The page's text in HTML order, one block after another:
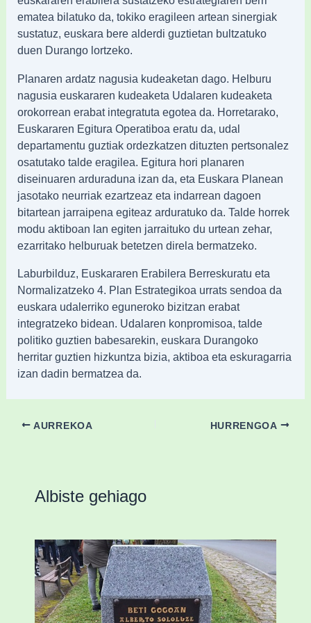
ematea bilatuko da, tokiko eragileen artean sinergiak
sustatuz, euskara bere alderdi guztietan bultzatuko
duen Durango lortzeko.
Planaren ardatz nagusia kudeaketan dago. Helburu
nagusia euskararen kudeaketa Udalaren kudeaketa
orokorrean erabat integratuta egotea da. Horretarako,
Euskararen Egitura Operatiboa eratu da, udal
departamentu guztiak ordezkatzen dituzten pertsonalez
osatutako talde eragilea. Egitura hori planaren
diseinuaren arduraduna izan da, eta Euskara Planean
jasotako neurriak ezartzeaz eta indarrean dagoen
bitartean jarraipena egiteaz arduratuko da. Talde horrek
modu aktiboan lan egiten jarraituko du urtean zehar,
ezarritako helburuak betetzen direla bermatzeko.
Laburbilduz, Euskararen Erabilera Berreskuratu eta
Normalizatzeko 4. Plan Estrategikoa urrats sendoa da
euskara udalerriko eguneroko bizitzan erabat
integratzeko bidean. Udalaren konpromisoa, talde
politiko guztien babesarekin, euskara Durangoko
herritar guztien hizkuntza bizia, aktiboa eta eskuragarria
izan dadin bermatzea da.
AURREKOA HURRENGOA
Albiste gehiago